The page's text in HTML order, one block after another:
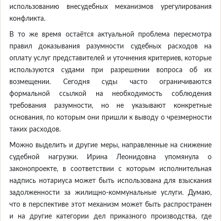
использованию внесудебных механизмов урегулирования
конфликта.
В то же время остаётся актуальной проблема пересмотра
правил доказывания разумности судебных расходов на
оплату услуг представителей и уточнения критериев, которые
используются судами при разрешении вопроса об их
возмещении. Сегодня суды часто ограничиваются
формальной ссылкой на необходимость соблюдения
требования разумности, но не указывают конкретные
основания, по которым они пришли к выводу о чрезмерности
таких расходов.
Можно выделить и другие меры, направленные на снижение
судебной нагрузки. Ирина Леонидовна упомянула о
законопроекте, в соответствии с которым исполнительная
надпись нотариуса может быть использована для взыскания
задолженности за жилищно-коммунальные услуги. Думаю,
что в перспективе этот механизм может быть распространен
и на другие категории дел приказного производства, где